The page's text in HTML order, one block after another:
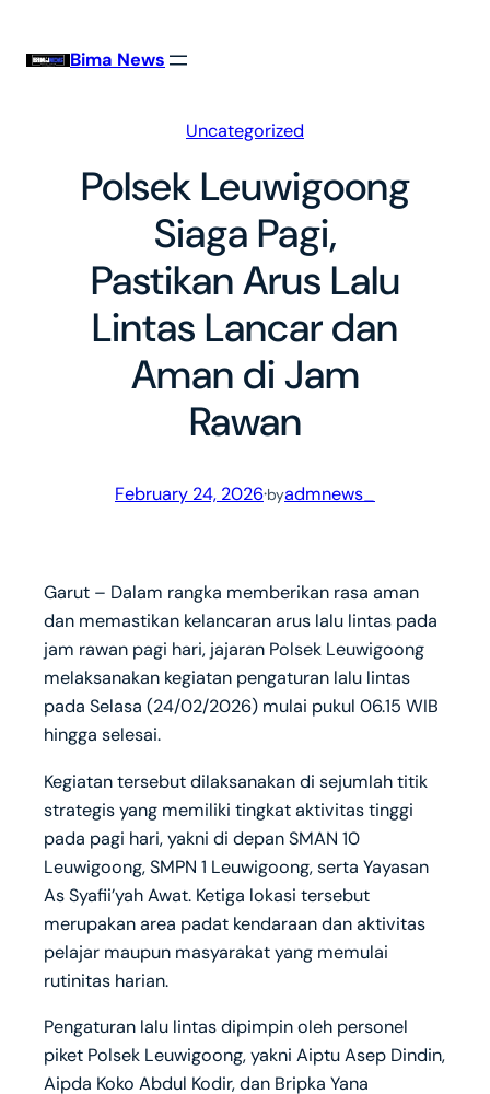
Bima News
Uncategorized
Polsek Leuwigoong
Siaga Pagi,
Pastikan Arus Lalu
Lintas Lancar dan
Aman di Jam
Rawan
February 24, 2026·byadmnews_
Garut – Dalam rangka memberikan rasa aman
dan memastikan kelancaran arus lalu lintas pada
jam rawan pagi hari, jajaran Polsek Leuwigoong
melaksanakan kegiatan pengaturan lalu lintas
pada Selasa (24/02/2026) mulai pukul 06.15 WIB
hingga selesai.
Kegiatan tersebut dilaksanakan di sejumlah titik
strategis yang memiliki tingkat aktivitas tinggi
pada pagi hari, yakni di depan SMAN 10
Leuwigoong, SMPN 1 Leuwigoong, serta Yayasan
As Syafii’yah Awat. Ketiga lokasi tersebut
merupakan area padat kendaraan dan aktivitas
pelajar maupun masyarakat yang memulai
rutinitas harian.
Pengaturan lalu lintas dipimpin oleh personel
piket Polsek Leuwigoong, yakni Aiptu Asep Dindin,
Aipda Koko Abdul Kodir, dan Bripka Yana